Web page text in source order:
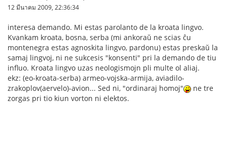
12 มีนาคม 2009, 22:36:34
interesa demando. Mi estas parolanto de la kroata lingvo.
Kvankam kroata, bosna, serba (mi ankoraŭ ne scias ĉu
montenegra estas agnoskita lingvo, pardonu) estas preskaŭ la
samaj lingvoj, ni ne sukcesis "konsenti" pri la demando de tiu
influo. Kroata lingvo uzas neologismojn pli multe ol aliaj.
ekz: (eo-kroata-serba) armeo-vojska-armija, aviadilo-
zrakoplov(aervelo)-avion... Sed ni, "ordinaraj homoj"
ne tre
zorgas pri tio kiun vorton ni elektos.